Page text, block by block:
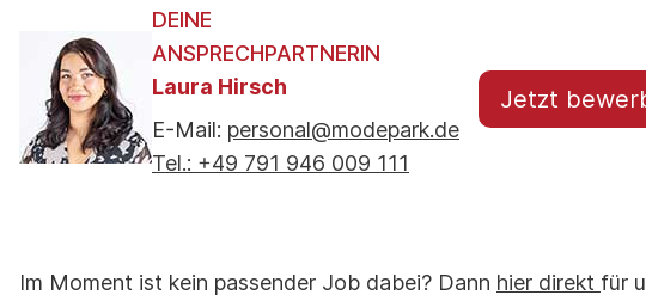
DEINE
ANSPRECHPARTNERIN
Laura Hirsch
E-Mail: personal@modepark.de
Tel.: +49 791 946 009 111
Jetzt
Im Moment ist kein passender Job dabei? Dann hier direkt für